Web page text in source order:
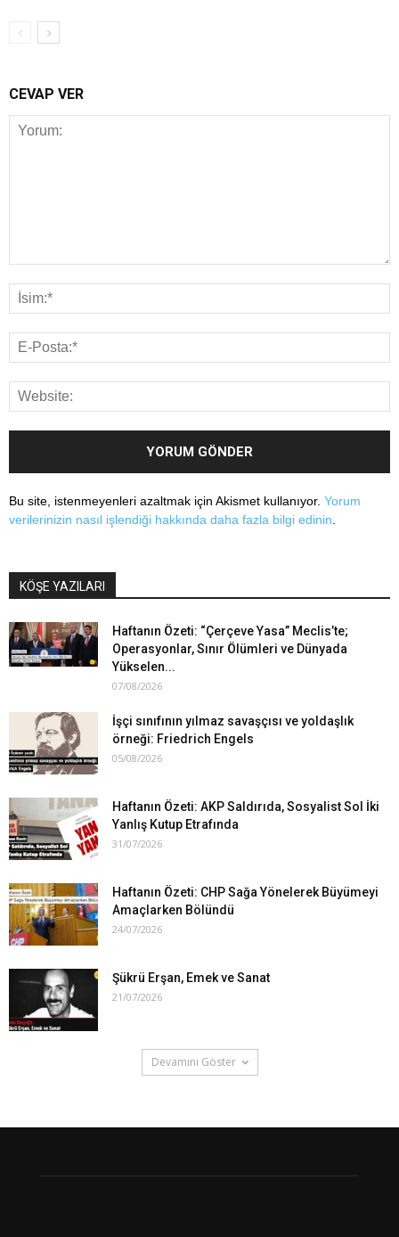
CEVAP VER
Bu site, istenmeyenleri azaltmak için Akismet kullanıyor. Yorum
verilerinizin nasıl işlendiği hakkında daha fazla bilgi edinin.
KÖŞE YAZILARI
Haftanın Özeti: “Çerçeve Yasa” Meclis’te;
Operasyonlar, Sınır Ölümleri ve Dünyada
Yükselen...
07/08/2026
İşçi sınıfının yılmaz savaşçısı ve yoldaşlık
örneği: Friedrich Engels
05/08/2026
Haftanın Özeti: AKP Saldırıda, Sosyalist Sol İki
Yanlış Kutup Etrafında
31/07/2026
Haftanın Özeti: CHP Sağa Yönelerek Büyümeyi
Amaçlarken Bölündü
24/07/2026
Şükrü Erşan, Emek ve Sanat
21/07/2026
Devamını Göster